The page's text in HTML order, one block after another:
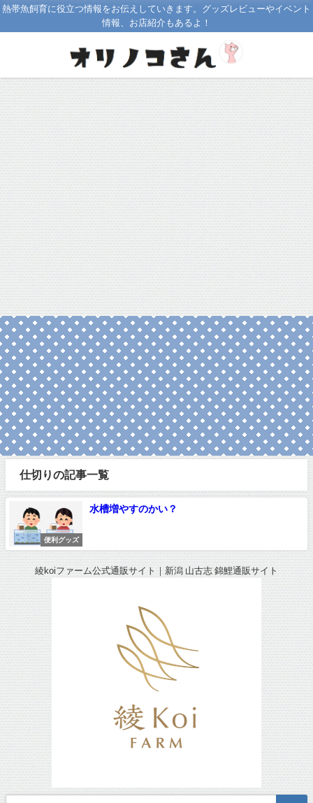
熱帯魚飼育に役立つ情報をお伝えしていきます。グッズレビューやイベント
情報、お店紹介もあるよ！
仕切りの記事一覧
便利グッズ
水槽増やすのかい？
綾koiファーム公式通販サイト｜新潟 山古志 錦鯉通販サイト